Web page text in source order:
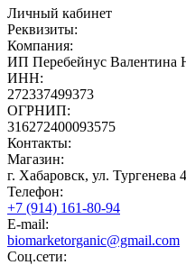
Личный кабинет
Реквизиты:
Компания:
ИП Перебейнус Валентина
ИНН:
272337499373
ОГРНИП:
316272400093575
Контакты:
Магазин:
г. Хабаровск, ул. Тургенева
Телефон:
+7 (914) 161-80-94
E-mail:
biomarketorganic@gmail.com
Соц.сети: